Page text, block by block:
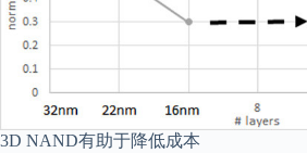
3D NAND有助于降低成本